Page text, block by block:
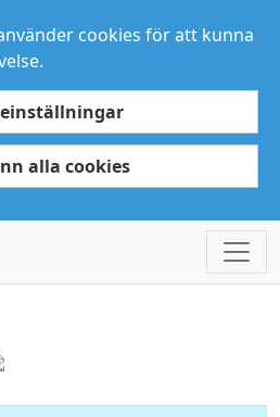
cookies för att kunna
alla cookies